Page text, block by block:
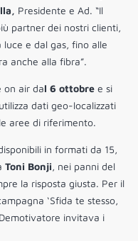
Presidente e Ad. “Il
partner dei nostri clienti,
e dal gas, fino alle
anche alla fibra”.
on air dal 6 ottobre e si
dati geo-localizzati
aree di riferimento.
in formati da 15,
Toni Bonji, nei panni del
la risposta giusta. Per il
‘Sfida te stesso,
invitava i